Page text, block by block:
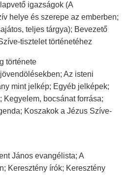
igazságok (A
helye és szerepe az emberben;
teljes tárgya); Bevezető
tisztelet történetéhez
története
Az isteni
mint jelkép; Egyéb jelképek;
Kegyelem, bocsánat forrása;
Koszakok a Jézus Szíve-
János evangélista; A
Keresztény írók; Keresztény